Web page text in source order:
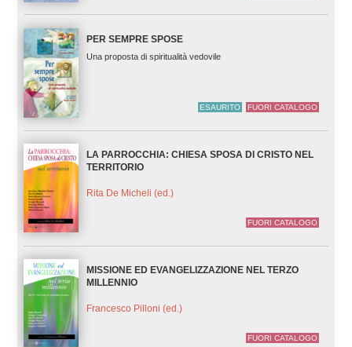
PER SEMPRE SPOSE
Una proposta di spiritualità vedovile
ESAURITO FUORI CATALOGO
LA PARROCCHIA: CHIESA SPOSA DI CRISTO NEL
TERRITORIO
Rita De Micheli (ed.)
FUORI CATALOGO
MISSIONE ED EVANGELIZZAZIONE NEL TERZO
MILLENNIO
Francesco Pilloni (ed.)
FUORI CATALOGO